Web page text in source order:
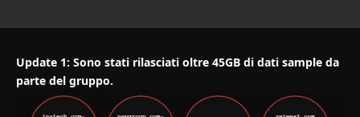
Update 1: Sono stati rilasciati oltre 45GB di dati sample da
parte del gruppo.